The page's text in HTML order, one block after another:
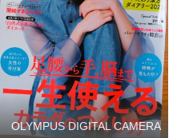
OLYMPUS DIGITAL CAMERA